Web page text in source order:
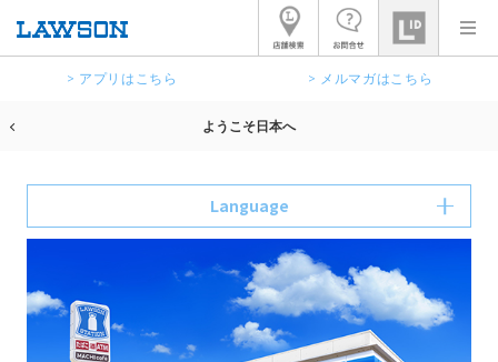
> アプリはこちら > メルマガはこちら
ようこそ日本へ
Language